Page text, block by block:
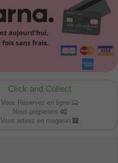
Click and Collect
Vous Réservez en ligne
Nous préparons
Vous retirez en magasin